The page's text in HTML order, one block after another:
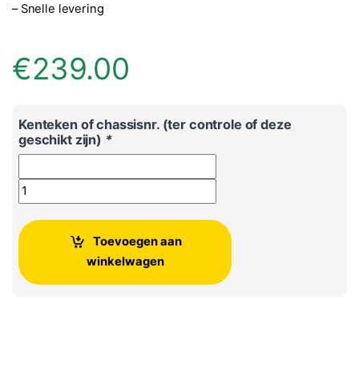
– Snelle levering
€239.00
Kenteken of chassisnr. (ter controle of deze
geschikt zijn) *
Volkswagen Polo hoedenplank origineel aantal
Toevoegen aan
winkelwagen